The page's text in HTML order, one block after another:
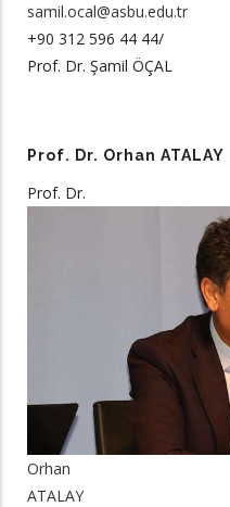
samil.ocal@asbu.edu.tr
+90 312 596 44 44/
Prof. Dr. Şamil ÖÇAL
Prof. Dr. Orhan ATALAY
Prof. Dr.
Orhan
ATALAY